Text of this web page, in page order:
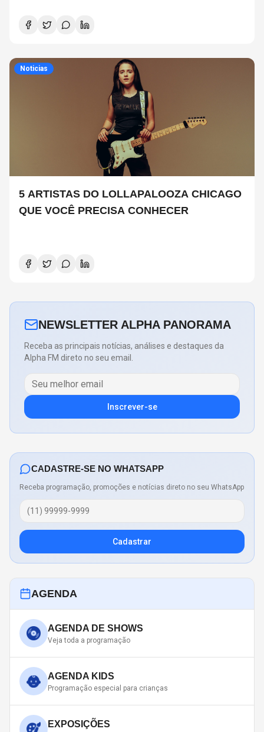
Noticias
5 ARTISTAS DO LOLLAPALOOZA CHICAGO
QUE VOCÊ PRECISA CONHECER
NEWSLETTER ALPHA PANORAMA
Receba as principais notícias, análises e destaques da
Alpha FM direto no seu email.
Inscrever-se
CADASTRE-SE NO WHATSAPP
Receba programação, promoções e notícias direto no seu WhatsApp
Cadastrar
AGENDA
AGENDA DE SHOWS
Veja toda a programação
AGENDA KIDS
Programação especial para crianças
EXPOSIÇÕES